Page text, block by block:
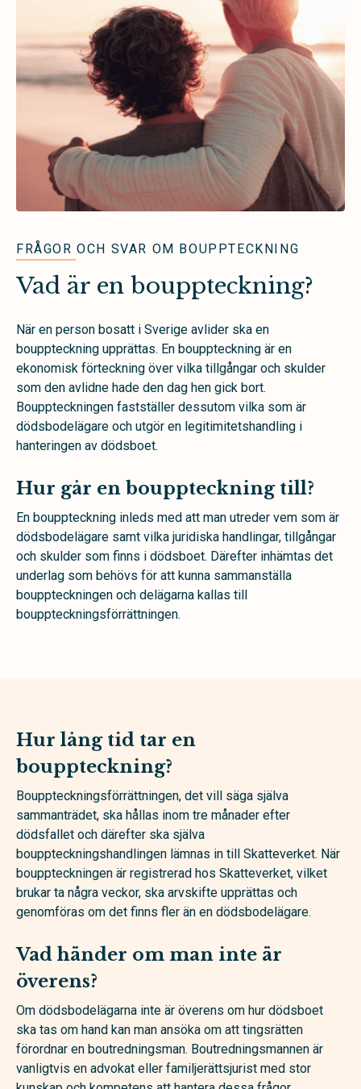
FRÅGOR OCH SVAR OM BOUPPTECKNING
Vad är en bouppteckning?
När en person bosatt i Sverige avlider ska en
bouppteckning upprättas. En bouppteckning är en
ekonomisk förteckning över vilka tillgångar och skulder
som den avlidne hade den dag hen gick bort.
Bouppteckningen fastställer dessutom vilka som är
dödsbodelägare och utgör en legitimitetshandling i
hanteringen av dödsboet.
Hur går en bouppteckning till?
En bouppteckning inleds med att man utreder vem som är
dödsbodelägare samt vilka juridiska handlingar, tillgångar
och skulder som finns i dödsboet. Därefter inhämtas det
underlag som behövs för att kunna sammanställa
bouppteckningen och delägarna kallas till
bouppteckningsförrättningen.
Hur lång tid tar en
bouppteckning?
Bouppteckningsförrättningen, det vill säga själva
sammanträdet, ska hållas inom tre månader efter
dödsfallet och därefter ska själva
bouppteckningshandlingen lämnas in till Skatteverket. När
bouppteckningen är registrerad hos Skatteverket, vilket
brukar ta några veckor, ska arvskifte upprättas och
genomföras om det finns fler än en dödsbodelägare.
Vad händer om man inte är
överens?
Om dödsbodelägarna inte är överens om hur dödsboet
ska tas om hand kan man ansöka om att tingsrätten
förordnar en boutredningsman. Boutredningsmannen är
vanligtvis en advokat eller familjerättsjurist med stor